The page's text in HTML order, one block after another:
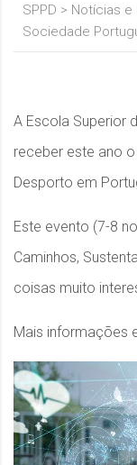
SPPD > Notícias e
Sociedade
A Escola Superior
receber este ano
Desporto em
Este evento (7-8
Caminhos,
coisas muito
Mais informações